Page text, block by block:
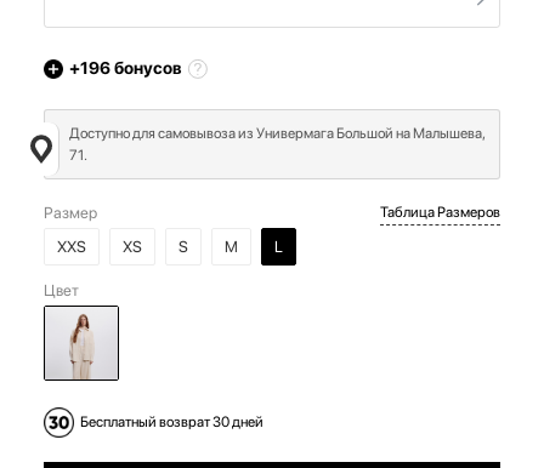
+196бонусов
Доступно для самовывоза из Универмага Большой на Малышева,
71.
Размер
XXS
XS S M L
Таблица Размеров
Цвет
Бесплатный возврат 30 дней